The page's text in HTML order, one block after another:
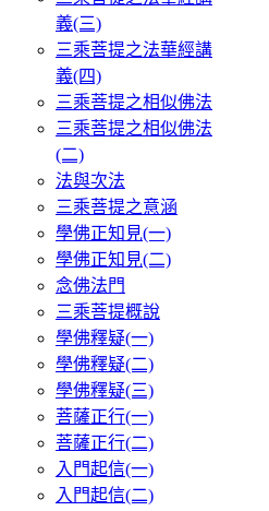
義(三)
三乘菩提之法華經講
義(四)
三乘菩提之相似佛法
三乘菩提之相似佛法
(二)
法與次法
三乘菩提之意涵
學佛正知見(一)
學佛正知見(二)
念佛法門
三乘菩提概說
學佛釋疑(一)
學佛釋疑(二)
學佛釋疑(三)
菩薩正行(一)
菩薩正行(二)
入門起信(一)
入門起信(二)